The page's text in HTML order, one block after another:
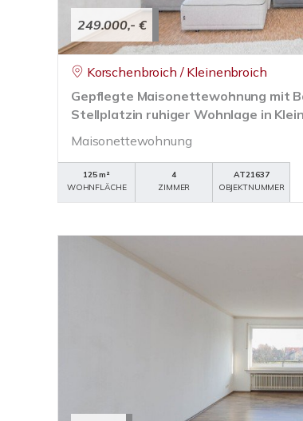
249.000,- €
Korschenbroich / Kleinenbroich
Gepflegte Maisonettewohnung mit
Stellplatzin ruhiger Wohnlage in
Maisonettewohnung
125 m²
WOHNFLÄCHE
4
ZIMMER
AT21637
OBJEKTNUMMER